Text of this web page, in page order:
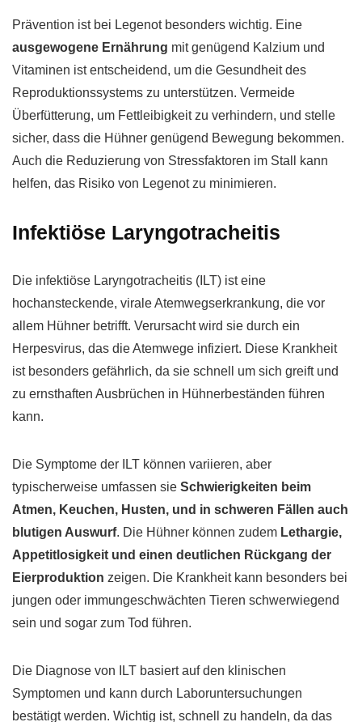
Prävention ist bei Legenot besonders wichtig. Eine
ausgewogene Ernährung mit genügend Kalzium und
Vitaminen ist entscheidend, um die Gesundheit des
Reproduktionssystems zu unterstützen. Vermeide
Überfütterung, um Fettleibigkeit zu verhindern, und stelle
sicher, dass die Hühner genügend Bewegung bekommen.
Auch die Reduzierung von Stressfaktoren im Stall kann
helfen, das Risiko von Legenot zu minimieren.
Infektiöse Laryngotracheitis
Die infektiöse Laryngotracheitis (ILT) ist eine
hochansteckende, virale Atemwegserkrankung, die vor
allem Hühner betrifft. Verursacht wird sie durch ein
Herpesvirus, das die Atemwege infiziert. Diese Krankheit
ist besonders gefährlich, da sie schnell um sich greift und
zu ernsthaften Ausbrüchen in Hühnerbeständen führen
kann.
Die Symptome der ILT können variieren, aber
typischerweise umfassen sie Schwierigkeiten beim
Atmen, Keuchen, Husten, und in schweren Fällen auch
blutigen Auswurf. Die Hühner können zudem Lethargie,
Appetitlosigkeit und einen deutlichen Rückgang der
Eierproduktion zeigen. Die Krankheit kann besonders bei
jungen oder immungeschwächten Tieren schwerwiegend
sein und sogar zum Tod führen.
Die Diagnose von ILT basiert auf den klinischen
Symptomen und kann durch Laboruntersuchungen
bestätigt werden. Wichtig ist, schnell zu handeln, da das